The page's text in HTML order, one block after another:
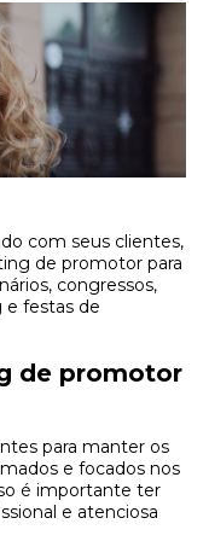
com seus clientes,
de promotor para
congressos,
e festas de
de promotor
para manter os
e focados nos
é importante ter
e atenciosa